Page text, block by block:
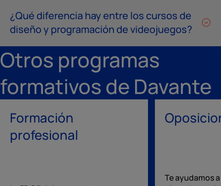
¿Qué diferencia hay entre los cursos de
diseño y programación de videojuegos?
Otros programas
formativos de Davante
Formación
profesional
Te ayudamos